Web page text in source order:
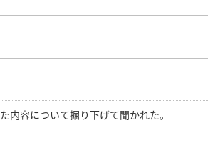
容について掘り下げて聞かれた。